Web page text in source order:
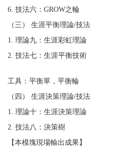
6. 技法六：GROW之輪
（三） 生涯平衡理論/技法
1. 理論九：生涯彩虹理論
2. 技法七：生涯平衡技術
工具：平衡單，平衡輪
（四） 生涯決策理論/技法
1. 理論十：生涯決策理論
2. 技法八：決策樹
【本模塊現場輸出成果】